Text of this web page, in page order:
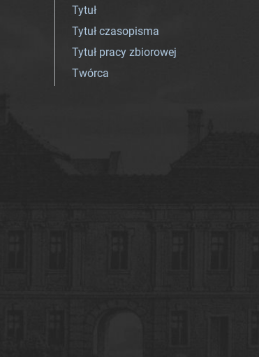
Tytuł
Tytuł czasopisma
Tytuł pracy zbiorowej
Twórca